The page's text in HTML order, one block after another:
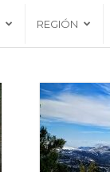
REGIÓN